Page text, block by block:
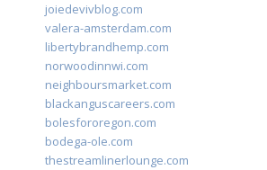
joiedevivblog.com
valera-amsterdam.com
libertybrandhemp.com
norwoodinnwi.com
neighboursmarket.com
blackanguscareers.com
bolesfororegon.com
bodega-ole.com
thestreamlinerlounge.com